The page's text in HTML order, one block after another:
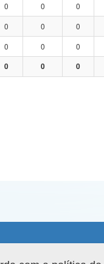
0 0 0
0 0 0
0 0 0
0 0 0